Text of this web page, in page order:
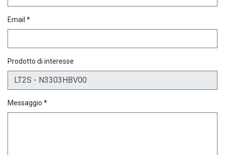
Email *
Prodotto di interesse
Messaggio *